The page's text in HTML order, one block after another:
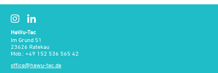
HeWu-Tec
Im Grund 51
23626 Ratekau
Mob.:+49 152 536 565 42
office@hewu-tec.de